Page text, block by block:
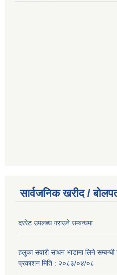
सार्वजनिक खरीद /
दररेट उपलब्ध गराउने सम्बन्धमा
हलुका सवारी साधन भाडामा लिने
प्रकाशन मिति : २०८३/०४/०८